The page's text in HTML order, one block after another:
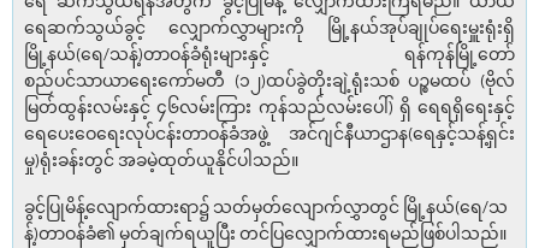
ရေဆက်သွယ်ခွင့် လျှောက်လွှာများကို မြို့နယ်အုပ်ချုပ်ရေးမှူးရုံးရှိ
မြို့နယ်(ရေ/သန့်)တာဝန်ခံရုံးများနှင့် ရန်ကုန်မြို့တော်
စည်ပင်သာယာရေးကော်မတီ (၁၂)ထပ်ခွဲတိုးချဲ့ရုံးသစ် ပဉ္စမထပ် (ဗိုလ်
မြတ်ထွန်းလမ်းနှင့် ၄၆လမ်းကြား ကုန်သည်လမ်းပေါ်) ရှိ ရေရရှိရေးနှင့်
ရေပေးဝေရေးလုပ်ငန်းတာဝန်ခံအဖွဲ့ အင်ဂျင်နီယာဌာန(ရေနှင့်သန့်ရှင်း
မှု)ရုံးခန်းတွင် အခမဲ့ထုတ်ယူနိုင်ပါသည်။
ခွင့်ပြုမိန့်လျောက်ထားရာ၌ သတ်မှတ်လျောက်လွှာတွင် မြို့နယ်(ရေ/သ
န့်)တာဝန်ခံ၏ မှတ်ချက်ရယူပြီး တင်ပြလျှောက်ထားရမည်ဖြစ်ပါသည်။